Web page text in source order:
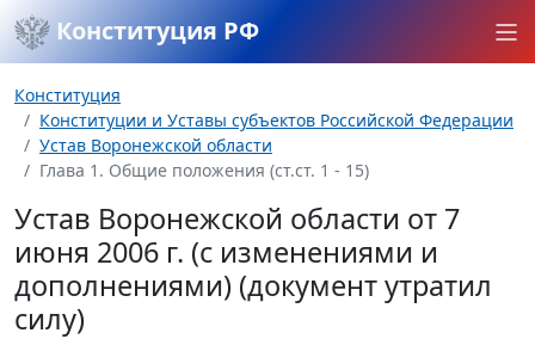
Конституция РФ
Конституция
Конституции и Уставы субъектов Российской Федерации
Устав Воронежской области
Глава 1. Общие положения (ст.ст. 1 - 15)
Устав Воронежской области от 7
июня 2006 г. (с изменениями и
дополнениями) (документ утратил
силу)